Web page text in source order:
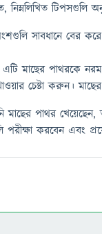
নিম্নলিখিত
সাবধানে বের
মাছের পাথরকে
চেষ্টা করুন।
পাথর খেয়েছেন,
করবেন এবং